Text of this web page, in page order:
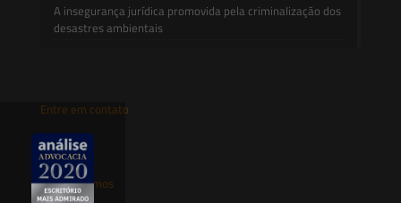
A insegurança jurídica promovida pela criminalização dos
desastres ambientais
Entre em contato
contato@saesadvogados.com.br
Onde estamos